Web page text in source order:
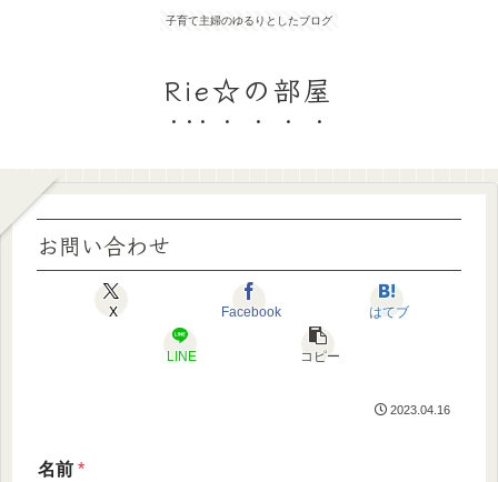
子育て主婦のゆるりとしたブログ
Rie☆の部屋
お問い合わせ
X Facebook はてブ
LINE コピー
2023.04.16
名前 *